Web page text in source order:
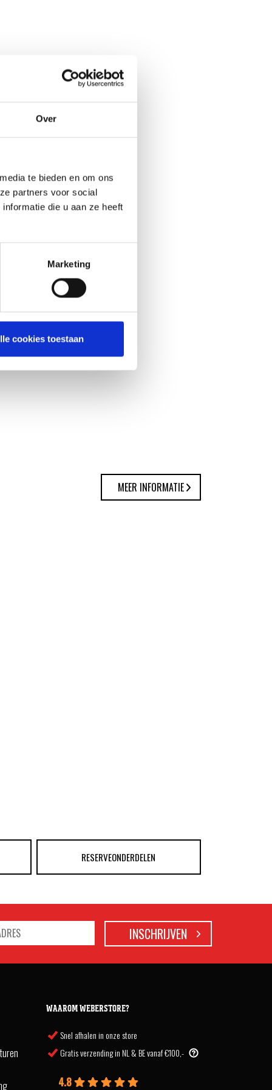
Over
te bieden en om ons
partners voor social
die u aan ze heeft
Marketing
cookies toestaan
MEER INFORMATIE
RESERVEONDERDELEN
WAAROM WEBERSTORE?
Snel afhalen in onze store
Gratis verzending in NL & BE vanaf €100,-
4.8